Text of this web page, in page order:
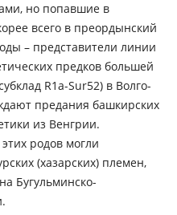
но попавшие в
всего в преордынский
– представители линии
предков большей
R1a-Sur52) в Волго-
предания башкирских
из Венгрии.
родов могли
(хазарских) племен,
Бугульминско-